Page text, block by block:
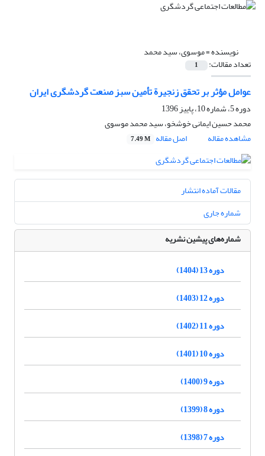
نویسنده =موسوی، سید محمد
تعداد مقالات: 1
عوامل مؤثر بر تحقق زنجیرة تأمین سبز صنعت گردشگری ایران
دوره 5، شماره 10، پاییز 1396
محمد حسین ایمانی خوشخو، سید محمد موسوی
مشاهده مقاله
اصل مقاله 7.49 M
مقالات آماده انتشار
شماره جاری
شماره‌های پیشین نشریه
دوره 13 (1404)
دوره 12 (1403)
دوره 11 (1402)
دوره 10 (1401)
دوره 9 (1400)
دوره 8 (1399)
دوره 7 (1398)